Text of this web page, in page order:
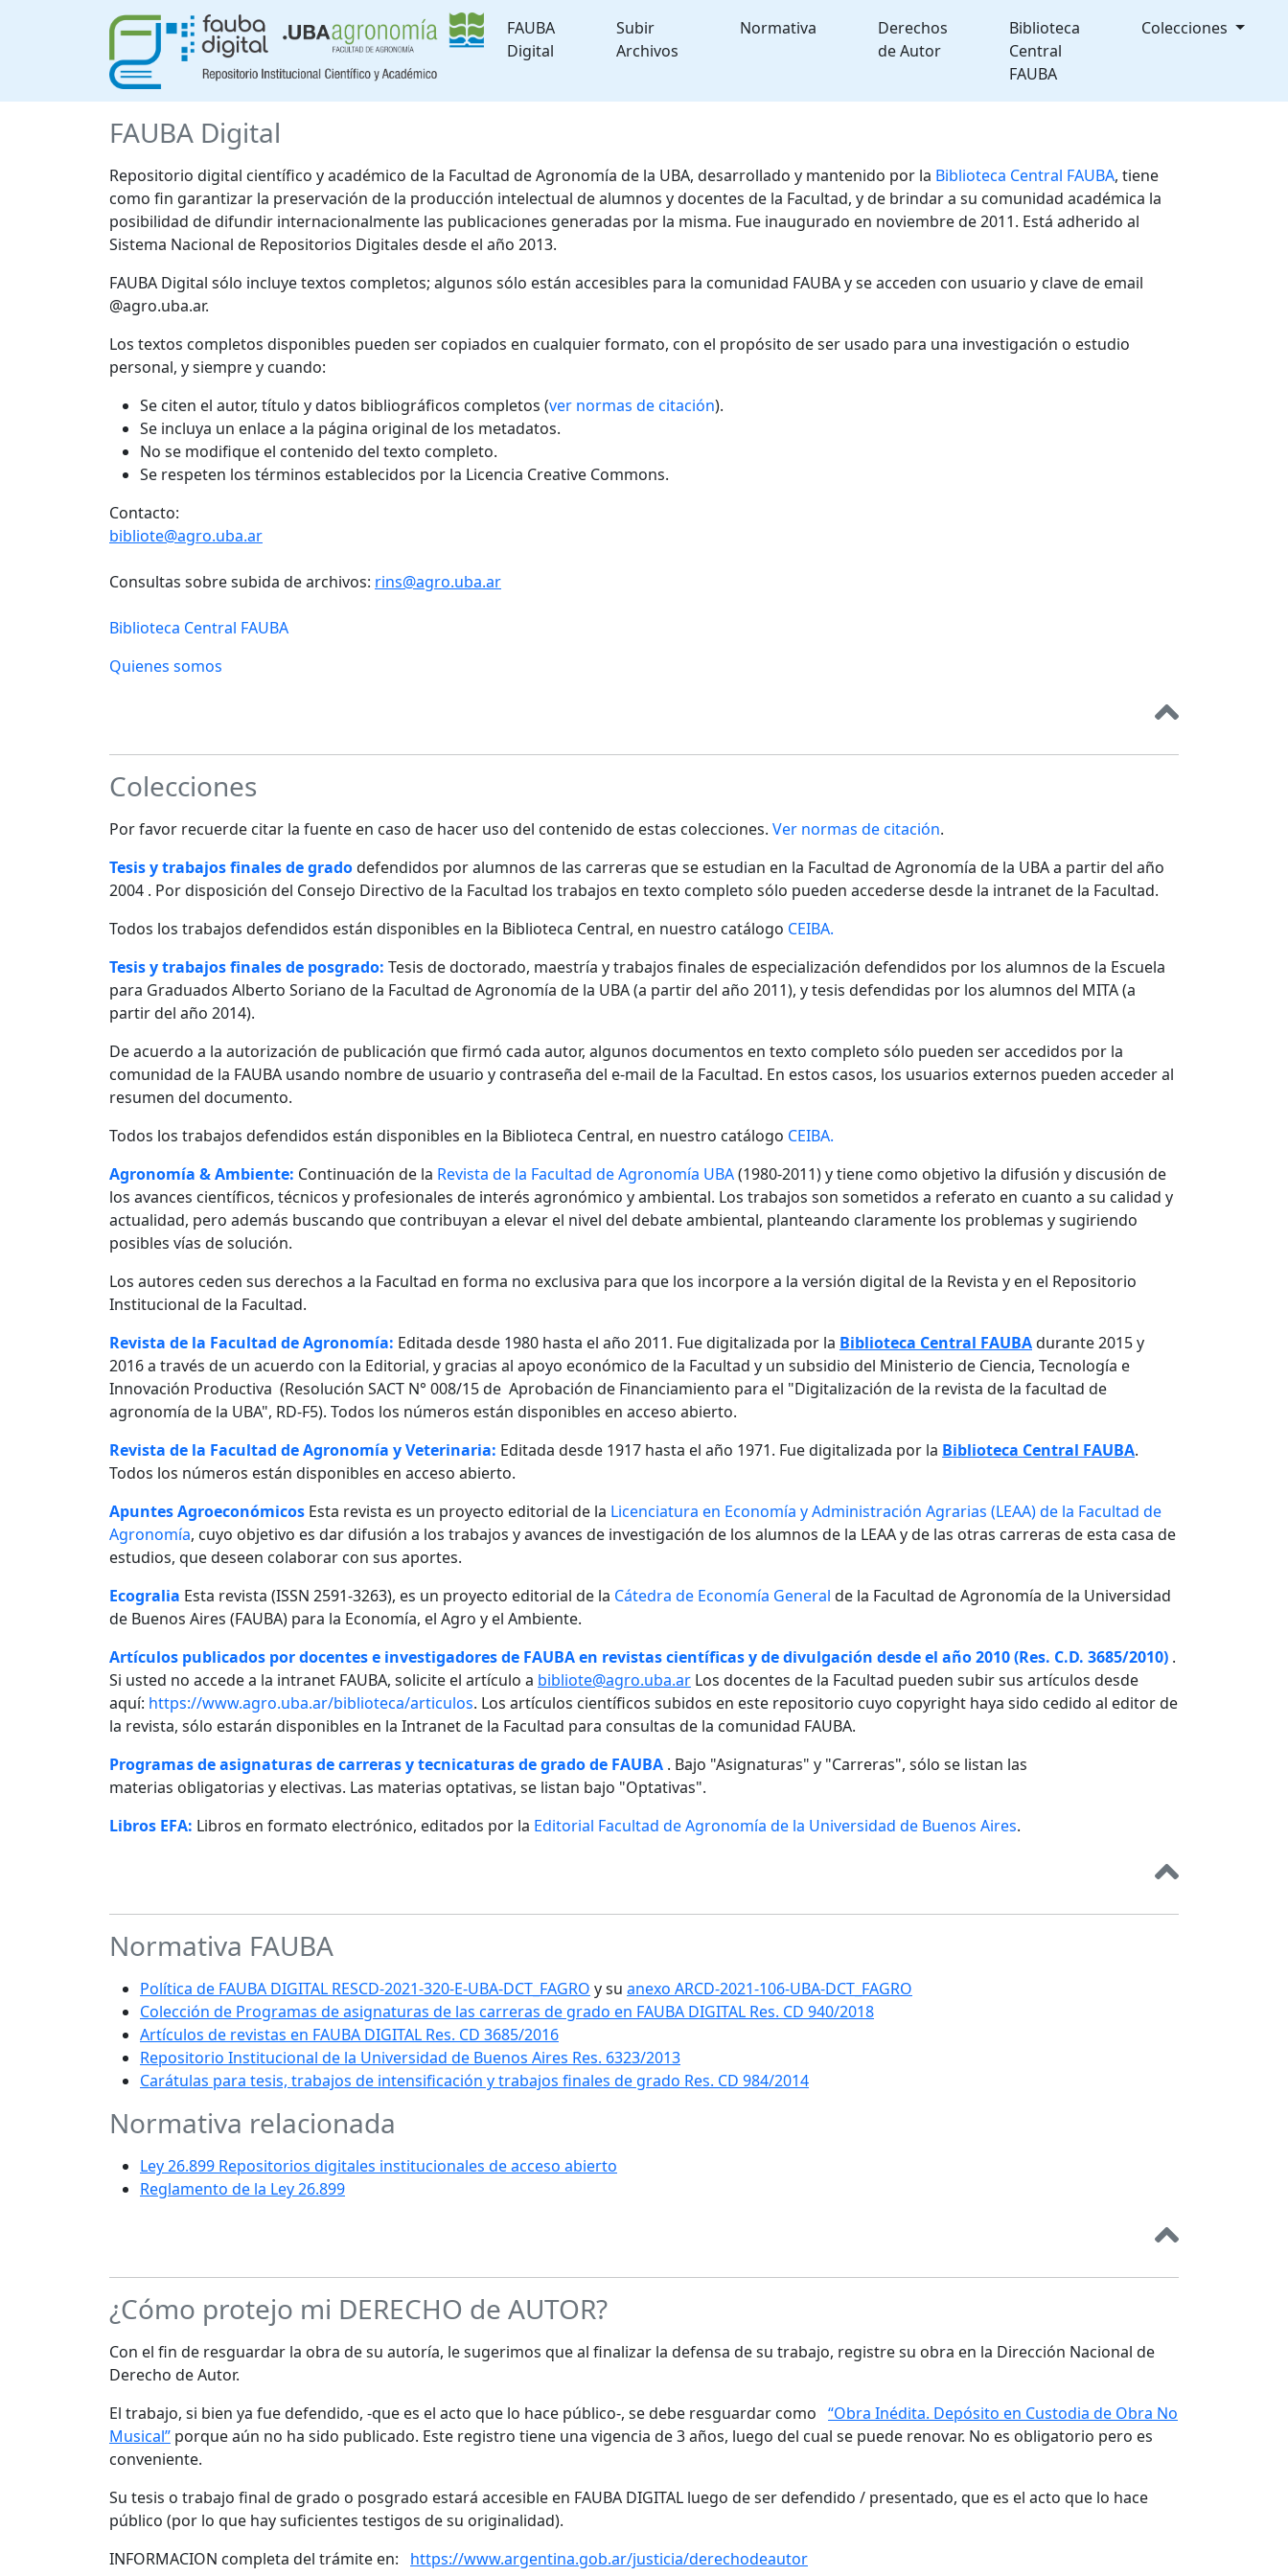
FAUBA
Digital
Subir
Archivos
Normativa
Derechos
de Autor
Biblioteca
Central
FAUBA
Colecciones
FAUBA Digital
Repositorio digital científico y académico de la Facultad de Agronomía de la UBA, desarrollado y mantenido por la Biblioteca Central FAUBA, tiene
como fin garantizar la preservación de la producción intelectual de alumnos y docentes de la Facultad, y de brindar a su comunidad académica la
posibilidad de difundir internacionalmente las publicaciones generadas por la misma. Fue inaugurado en noviembre de 2011. Está adherido al
Sistema Nacional de Repositorios Digitales desde el año 2013.
FAUBA Digital sólo incluye textos completos; algunos sólo están accesibles para la comunidad FAUBA y se acceden con usuario y clave de email
@agro.uba.ar.
Los textos completos disponibles pueden ser copiados en cualquier formato, con el propósito de ser usado para una investigación o estudio
personal, y siempre y cuando:
Se citen el autor, título y datos bibliográficos completos (ver normas de citación).
Se incluya un enlace a la página original de los metadatos.
No se modifique el contenido del texto completo.
Se respeten los términos establecidos por la Licencia Creative Commons.
Contacto:
bibliote@agro.uba.ar
Consultas sobre subida de archivos: rins@agro.uba.ar
Biblioteca Central FAUBA
Quienes somos
Colecciones
Por favor recuerde citar la fuente en caso de hacer uso del contenido de estas colecciones. Ver normas de citación.
Tesis y trabajos finales de gradodefendidos por alumnos de las carreras que se estudian en la Facultad de Agronomía de la UBA a partir del año
2004 . Por disposición del Consejo Directivo de la Facultad los trabajos en texto completo sólo pueden accederse desde la intranet de la Facultad.
Todos los trabajos defendidos están disponibles en la Biblioteca Central, en nuestro catálogo CEIBA.
Tesis y trabajos finales de posgrado: Tesis de doctorado, maestría y trabajos finales de especialización defendidos por los alumnos de la Escuela
para Graduados Alberto Soriano de la Facultad de Agronomía de la UBA (a partir del año 2011), y tesis defendidas por los alumnos del MITA (a
partir del año 2014).
De acuerdo a la autorización de publicación que firmó cada autor, algunos documentos en texto completo sólo pueden ser accedidos por la
comunidad de la FAUBA usando nombre de usuario y contraseña del e-mail de la Facultad. En estos casos, los usuarios externos pueden acceder al
resumen del documento.
Todos los trabajos defendidos están disponibles en la Biblioteca Central, en nuestro catálogo CEIBA.
Agronomía & Ambiente: Continuación de la Revista de la Facultad de Agronomía UBA(1980-2011) y tiene como objetivo la difusión y discusión de
los avances científicos, técnicos y profesionales de interés agronómico y ambiental. Los trabajos son sometidos a referato en cuanto a su calidad y
actualidad, pero además buscando que contribuyan a elevar el nivel del debate ambiental, planteando claramente los problemas y sugiriendo
posibles vías de solución.
Los autores ceden sus derechos a la Facultad en forma no exclusiva para que los incorpore a la versión digital de la Revista y en el Repositorio
Institucional de la Facultad.
Revista de la Facultad de Agronomía: Editada desde 1980 hasta el año 2011. Fue digitalizada por la Biblioteca Central FAUBAdurante 2015 y
2016 a través de un acuerdo con la Editorial, y gracias al apoyo económico de la Facultad y un subsidio del Ministerio de Ciencia, Tecnología e
Innovación Productiva (Resolución SACT N° 008/15 de Aprobación de Financiamiento para el "Digitalización de la revista de la facultad de
agronomía de la UBA", RD-F5). Todos los números están disponibles en acceso abierto.
Revista de la Facultad de Agronomía y Veterinaria: Editada desde 1917 hasta el año 1971. Fue digitalizada por la Biblioteca Central FAUBA.
Todos los números están disponibles en acceso abierto.
Apuntes Agroeconómicos Esta revista es un proyecto editorial de la Licenciatura en Economía y Administración Agrarias (LEAA) de la Facultad de
Agronomía, cuyo objetivo es dar difusión a los trabajos y avances de investigación de los alumnos de la LEAA y de las otras carreras de esta casa de
estudios, que deseen colaborar con sus aportes.
Ecogralia Esta revista (ISSN 2591-3263), es un proyecto editorial de la Cátedra de Economía General de la Facultad de Agronomía de la Universidad
de Buenos Aires (FAUBA) para la Economía, el Agro y el Ambiente.
Artículos publicados por docentes e investigadores de FAUBA en revistas científicas y de divulgación desde el año 2010 (Res. C.D. 3685/2010) .
Si usted no accede a la intranet FAUBA, solicite el artículo a bibliote@agro.uba.ar Los docentes de la Facultad pueden subir sus artículos desde
aquí: https://www.agro.uba.ar/biblioteca/articulos. Los artículos científicos subidos en este repositorio cuyo copyright haya sido cedido al editor de
la revista, sólo estarán disponibles en la Intranet de la Facultad para consultas de la comunidad FAUBA.
Programas de asignaturas de carreras y tecnicaturas de grado de FAUBA . Bajo "Asignaturas" y "Carreras", sólo se listan las
materias obligatorias y electivas. Las materias optativas, se listan bajo "Optativas".
Libros EFA: Libros en formato electrónico, editados por la Editorial Facultad de Agronomía de la Universidad de Buenos Aires.
Normativa FAUBA
Política de FAUBA DIGITAL RESCD-2021-320-E-UBA-DCT_FAGRO y su anexo ARCD-2021-106-UBA-DCT_FAGRO
Colección de Programas de asignaturas de las carreras de grado en FAUBA DIGITAL Res. CD 940/2018
Artículos de revistas en FAUBA DIGITAL Res. CD 3685/2016
Repositorio Institucional de la Universidad de Buenos Aires Res. 6323/2013
Carátulas para tesis, trabajos de intensificación y trabajos finales de grado Res. CD 984/2014
Normativa relacionada
Ley 26.899 Repositorios digitales institucionales de acceso abierto
Reglamento de la Ley 26.899
¿Cómo protejo mi DERECHO de AUTOR?
Con el fin de resguardar la obra de su autoría, le sugerimos que al finalizar la defensa de su trabajo, registre su obra en la Dirección Nacional de
Derecho de Autor.
El trabajo, si bien ya fue defendido, -que es el acto que lo hace público-, se debe resguardar como “Obra Inédita. Depósito en Custodia de Obra No
Musical” porque aún no ha sido publicado. Este registro tiene una vigencia de 3 años, luego del cual se puede renovar. No es obligatorio pero es
conveniente.
Su tesis o trabajo final de grado o posgrado estará accesible en FAUBA DIGITAL luego de ser defendido / presentado, que es el acto que lo hace
público (por lo que hay suficientes testigos de su originalidad).
INFORMACION completa del trámite en:
https://www.argentina.gob.ar/justicia/derechodeautor